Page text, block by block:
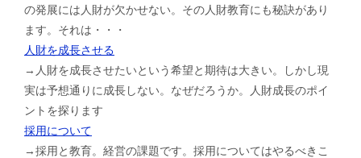
の発展には人財が欠かせない。その人財教育にも秘訣があり
ます。それは・・・
人財を成長させる
→人財を成長させたいという希望と期待は大きい。しかし現
実は予想通りに成長しない。なぜだろうか。人財成長のポイ
ントを探ります
採用について
→採用と教育。経営の課題です。採用についてはやるべきこ